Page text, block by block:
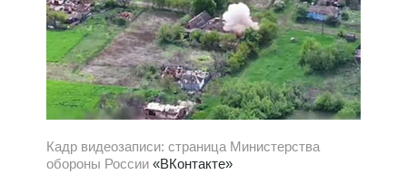
Кадр видеозаписи: страница Министерства
обороны России «ВКонтакте»